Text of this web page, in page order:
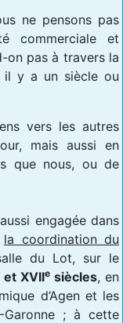
ne pensons pas
commerciale et
on pas à travers la
il y a un siècle ou
vers les autres
mais aussi en
que nous, ou de
engagée dans
la coordination du
du Lot, sur le
et XVIIe siècles, en
d’Agen et les
Garonne ; à cette